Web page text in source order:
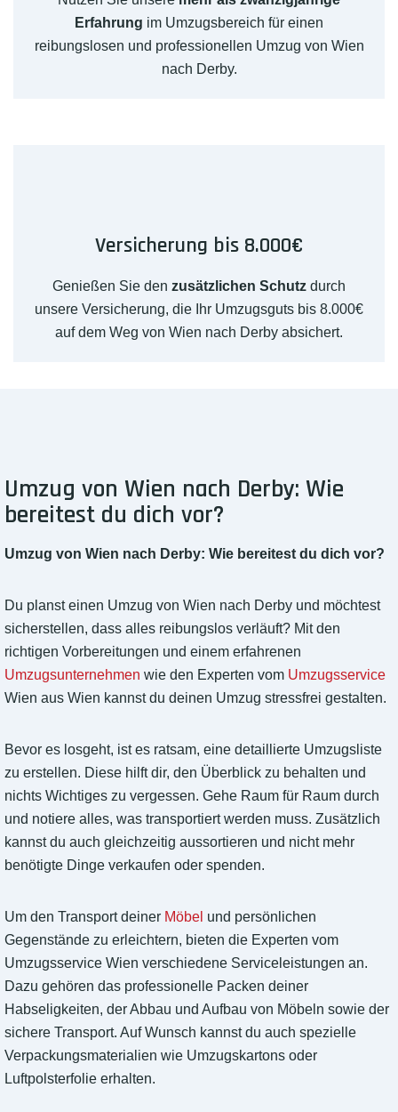
Erfahrung im Umzugsbereich für einen
reibungslosen und professionellen Umzug von Wien
nach Derby.
Versicherung bis 8.000€
Genießen Sie den zusätzlichen Schutz durch
unsere Versicherung, die Ihr Umzugsguts bis 8.000€
auf dem Weg von Wien nach Derby absichert.
Umzug von Wien nach Derby: Wie
bereitest du dich vor?
Umzug von Wien nach Derby: Wie bereitest du dich vor?
Du planst einen Umzug von Wien nach Derby und möchtest
sicherstellen, dass alles reibungslos verläuft? Mit den
richtigen Vorbereitungen und einem erfahrenen
Umzugsunternehmen wie den Experten vom Umzugsservice
Wien aus Wien kannst du deinen Umzug stressfrei gestalten.
Bevor es losgeht, ist es ratsam, eine detaillierte Umzugsliste
zu erstellen. Diese hilft dir, den Überblick zu behalten und
nichts Wichtiges zu vergessen. Gehe Raum für Raum durch
und notiere alles, was transportiert werden muss. Zusätzlich
kannst du auch gleichzeitig aussortieren und nicht mehr
benötigte Dinge verkaufen oder spenden.
Um den Transport deiner Möbel und persönlichen
Gegenstände zu erleichtern, bieten die Experten vom
Umzugsservice Wien verschiedene Serviceleistungen an.
Dazu gehören das professionelle Packen deiner
Habseligkeiten, der Abbau und Aufbau von Möbeln sowie der
sichere Transport. Auf Wunsch kannst du auch spezielle
Verpackungsmaterialien wie Umzugskartons oder
Luftpolsterfolie erhalten.